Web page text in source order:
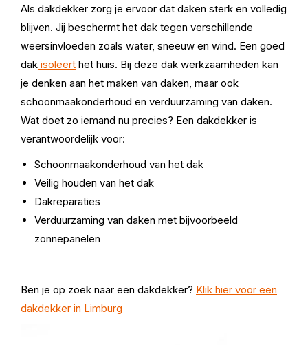
Als dakdekker zorg je ervoor dat daken sterk en volledig
blijven. Jij beschermt het dak tegen verschillende
weersinvloeden zoals water, sneeuw en wind. Een goed
dak isoleert het huis. Bij deze dak werkzaamheden kan
je denken aan het maken van daken, maar ook
schoonmaakonderhoud en verduurzaming van daken.
Wat doet zo iemand nu precies? Een dakdekker is
verantwoordelijk voor:
Schoonmaakonderhoud van het dak
Veilig houden van het dak
Dakreparaties
Verduurzaming van daken met bijvoorbeeld
zonnepanelen
Ben je op zoek naar een dakdekker? Klik hier voor een
dakdekker in Limburg